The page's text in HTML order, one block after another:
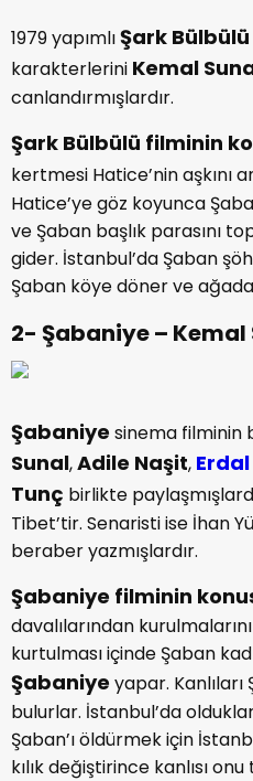
1979 yapımlıŞark Bülbülü
karakterlerini Kemal
canlandırmışlardır.
Şark Bülbülü filminin
kertmesi Hatice’nin aşkını
Hatice’ye göz koyunca
ve Şaban başlık parasını
gider. İstanbul’da Şaban
Şaban köye döner ve
2- Şabaniye – Kemal
Şabaniye sinema filminin
Sunal,Adile Naşit,
Tunç birlikte
Tibet’tir. Senaristi ise İhan
beraber yazmışlardır.
Şabaniye filminin
davalılarından
kurtulması içinde Şaban
Şabaniye yapar.
bulurlar. İstanbul’da
Şaban’ı öldürmek için
kılık değiştirince kanlısı